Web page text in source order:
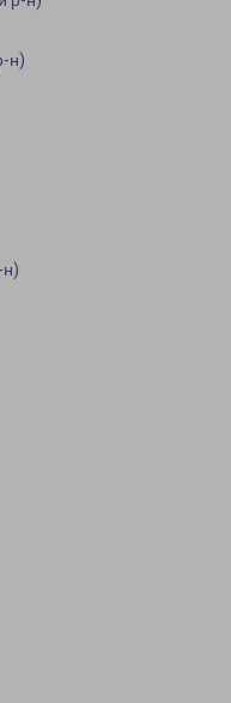
н)